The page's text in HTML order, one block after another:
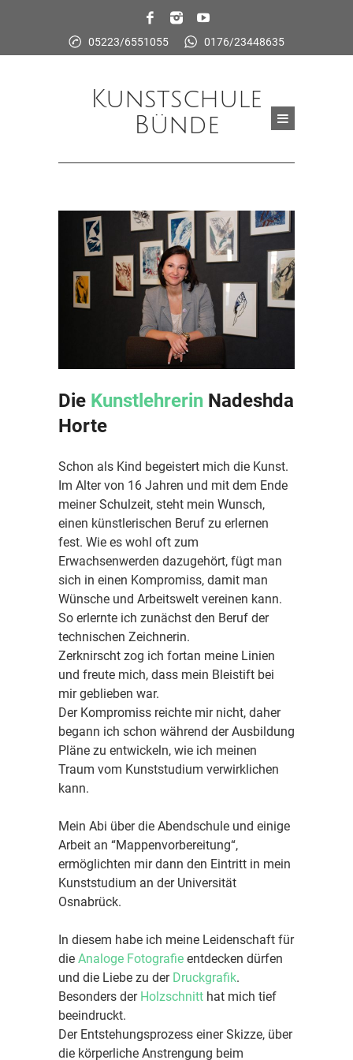
05223/6551055 0176/23448635
Kunstschule
Bünde
Die Kunstlehrerin Nadeshda
Horte
Schon als Kind begeistert mich die Kunst.
Im Alter von 16 Jahren und mit dem Ende
meiner Schulzeit, steht mein Wunsch,
einen künstlerischen Beruf zu erlernen
fest. Wie es wohl oft zum
Erwachsenwerden dazugehört, fügt man
sich in einen Kompromiss, damit man
Wünsche und Arbeitswelt vereinen kann.
So erlernte ich zunächst den Beruf der
technischen Zeichnerin.
Zerknirscht zog ich fortan meine Linien
und freute mich, dass mein Bleistift bei
mir geblieben war.
Der Kompromiss reichte mir nicht, daher
begann ich schon während der Ausbildung
Pläne zu entwickeln, wie ich meinen
Traum vom Kunststudium verwirklichen
kann.
Mein Abi über die Abendschule und einige
Arbeit an “Mappenvorbereitung“,
ermöglichten mir dann den Eintritt in mein
Kunststudium an der Universität
Osnabrück.
In diesem habe ich meine Leidenschaft für
die Analoge Fotografie entdecken dürfen
und die Liebe zu der Druckgrafik.
Besonders der Holzschnitt hat mich tief
beeindruckt.
Der Entstehungsprozess einer Skizze, über
die körperliche Anstrengung beim